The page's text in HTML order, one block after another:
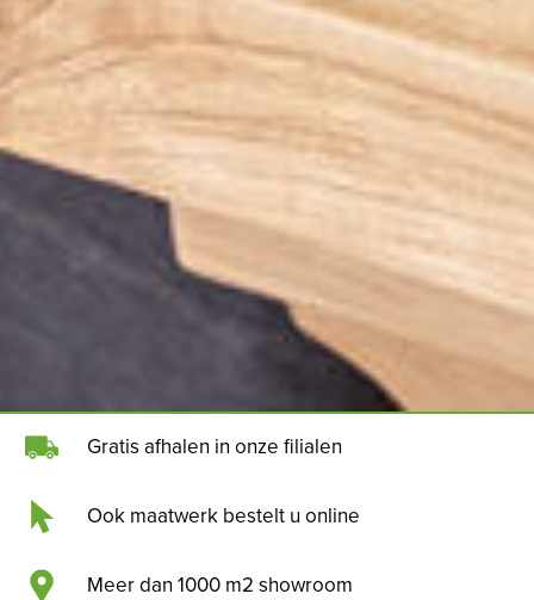
Gratis afhalen in onze filialen
Ook maatwerk bestelt u online
Meer dan 1000 m2 showroom